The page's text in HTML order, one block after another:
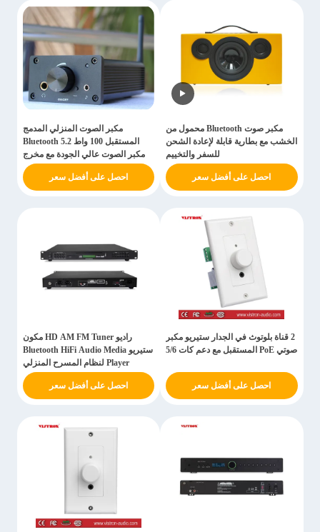
مكبر صوت Bluetooth محمول من
الخشب مع بطارية قابلة لإعادة الشحن
للسفر والتخييم
احصل على أفضل سعر
مكبر الصوت المنزلي المدمج
المستقبل 100 واط Bluetooth 5.2
مكبر الصوت عالي الجودة مع مخرج
سماعات الرأس
احصل على أفضل سعر
2 قناة بلوتوث في الجدار ستيريو مكبر
صوتي PoE المستقبل مع دعم كات 5/6
احصل على أفضل سعر
راديو HD AM FM Tuner مكون
ستيريو Bluetooth HiFi Audio Media
Player لنظام المسرح المنزلي
احصل على أفضل سعر